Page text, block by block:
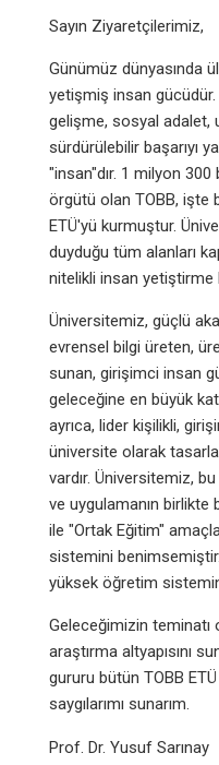
Sayın Ziyaretçilerimiz,
Günümüz dünyasında
yetişmiş insan
gelişme, sosyal adalet,
sürdürülebilir başarıyı
"insan"dır. 1 milyon 300
örgütü olan TOBB, işte
ETÜ'yü kurmuştur.
duyduğu tüm alanları
nitelikli insan yetiştirme
Üniversitemiz, güçlü
evrensel bilgi üreten,
sunan, girişimci insan
geleceğine en büyük
ayrıca, lider kişilikli,
üniversite olarak
vardır. Üniversitemiz,
ve uygulamanın birlikte
ile "Ortak Eğitim"
sistemini
yüksek öğretim
Geleceğimizin
araştırma altyapısını
gururu bütün TOBB
saygılarımı sunarım.
Prof. Dr. Yusuf Sarınay